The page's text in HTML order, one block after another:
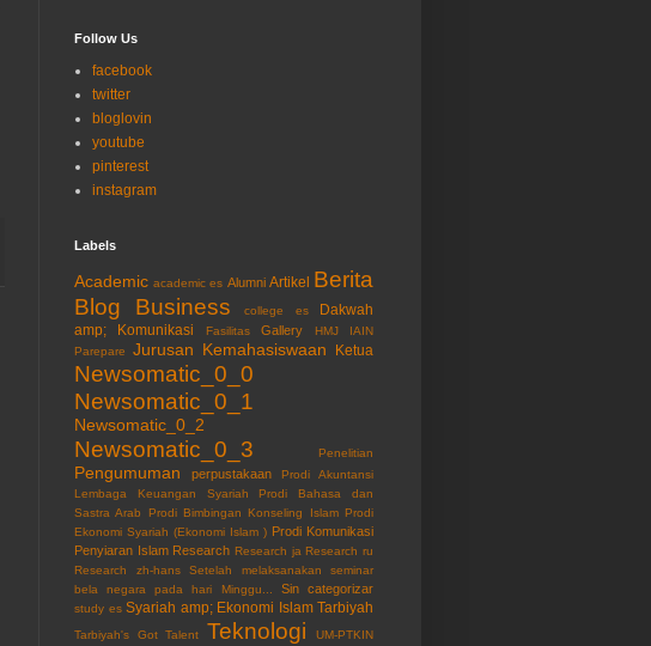
Follow Us
facebook
twitter
bloglovin
youtube
pinterest
instagram
Labels
Academic academic es Alumni Artikel Berita
Blog
Business college es
Dakwah
amp; Komunikasi
Fasilitas Gallery HMJ
IAIN
Parepare
Jurusan Kemahasiswaan Ketua
Newsomatic_0_0
Newsomatic_0_1
Newsomatic_0_2
Newsomatic_0_3 Penelitian
Pengumuman perpustakaan
Prodi Akuntansi
Lembaga Keuangan Syariah
Prodi Bahasa dan
Sastra Arab
Prodi Bimbingan Konseling Islam Prodi
Ekonomi Syariah (Ekonomi Islam ) Prodi Komunikasi
Penyiaran Islam Research Research ja Research ru
Research zh-hans
Setelah melaksanakan seminar
bela negara pada hari Minggu...
Sin categorizar
study es Syariah amp; Ekonomi Islam Tarbiyah
Tarbiyah's Got Talent Teknologi
UM-PTKIN